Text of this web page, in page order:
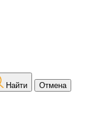
Найти Отмена